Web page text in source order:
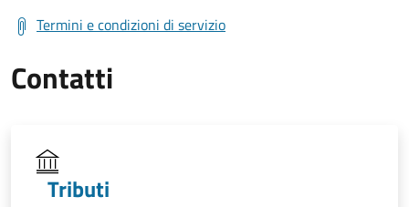
Termini e condizioni di servizio
Contatti
Tributi